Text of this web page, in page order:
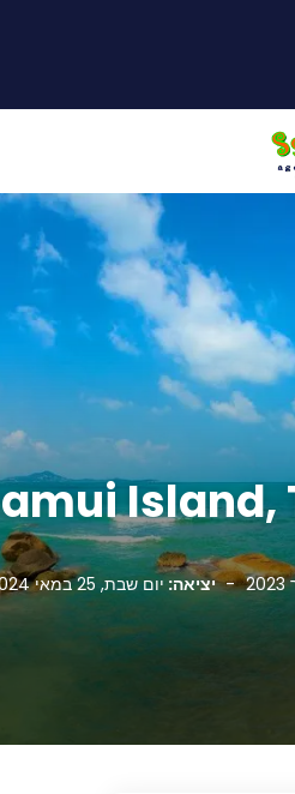
- יציאה: יום שבת, 25 במאי 2024